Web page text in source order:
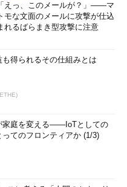
「えっ、このメールが？」――マ
モな文面のメールに攻撃が仕込
れるばらまき型攻撃に注意
得られるその仕組みとは
家庭を変える――IoTとしての
ってのフロンティアか (1/3)